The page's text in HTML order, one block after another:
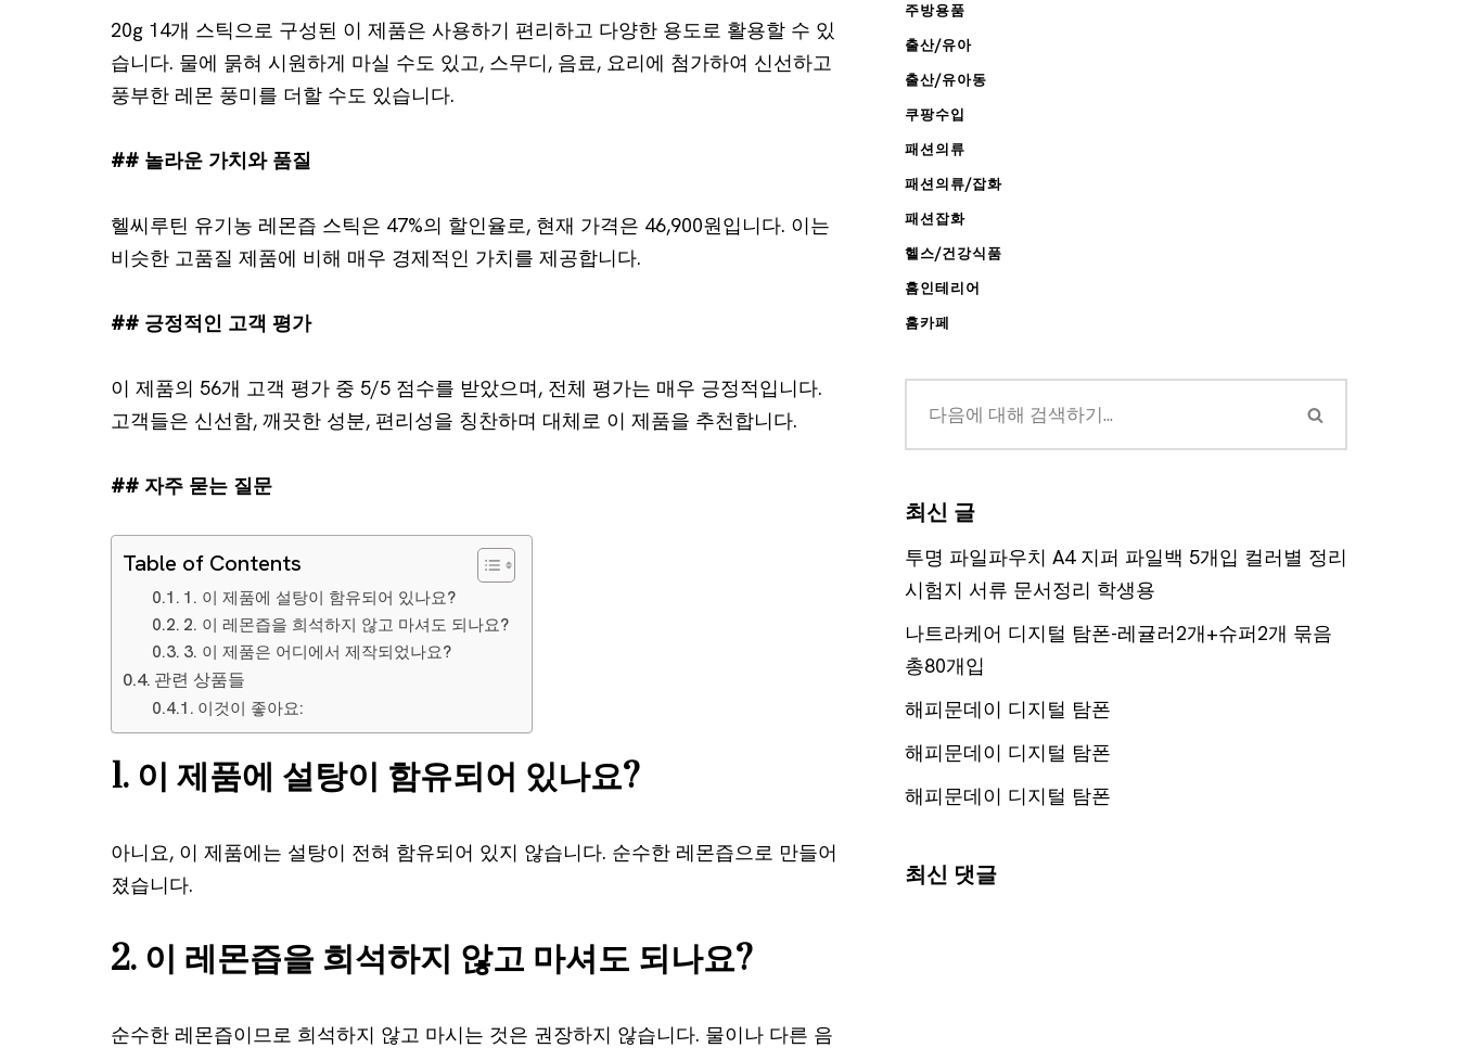
20g 14개 스틱으로 구성된 이 제품은 사용하기 편리하고 다양한 용도로 활용할 수 있
습니다. 물에 묽혀 시원하게 마실 수도 있고, 스무디, 음료, 요리에 첨가하여 신선하고
풍부한 레몬 풍미를 더할 수도 있습니다.
## 놀라운 가치와 품질
헬씨루틴 유기농 레몬즙 스틱은 47%의 할인율로, 현재 가격은 46,900원입니다. 이는
비슷한 고품질 제품에 비해 매우 경제적인 가치를 제공합니다.
## 긍정적인 고객 평가
이 제품의 56개 고객 평가 중 5/5 점수를 받았으며, 전체 평가는 매우 긍정적입니다.
고객들은 신선함, 깨끗한 성분, 편리성을 칭찬하며 대체로 이 제품을 추천합니다.
## 자주 묻는 질문
Table of Contents
1. 이 제품에 설탕이 함유되어 있나요?
2. 이 레몬즙을 희석하지 않고 마셔도 되나요?
3. 이 제품은 어디에서 제작되었나요?
관련 상품들
이것이 좋아요:
1. 이 제품에 설탕이 함유되어 있나요?
아니요, 이 제품에는 설탕이 전혀 함유되어 있지 않습니다. 순수한 레몬즙으로 만들어
졌습니다.
2. 이 레몬즙을 희석하지 않고 마셔도 되나요?
순수한 레몬즙이므로 희석하지 않고 마시는 것은 권장하지 않습니다. 물이나 다른 음
주방용품
출산/유아
출산/유아동
쿠팡수입
패션의류
패션의류/잡화
패션잡화
헬스/건강식품
홈인테리어
홈카페
최신 글
투명 파일파우치 A4 지퍼 파일백 5개입 컬러별 정리
시험지 서류 문서정리 학생용
나트라케어 디지털 탐폰-레귤러2개+슈퍼2개 묶음
총80개입
해피문데이 디지털 탐폰
해피문데이 디지털 탐폰
해피문데이 디지털 탐폰
최신 댓글